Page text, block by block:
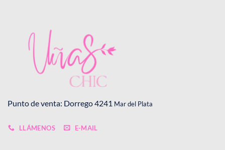
Punto de venta: Dorrego 4241 Mar del Plata
LLÁMENOS E-MAIL